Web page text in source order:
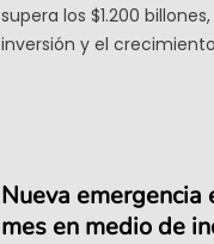
supera los $1.200
inversión y el
Nueva emergencia
mes en medio de